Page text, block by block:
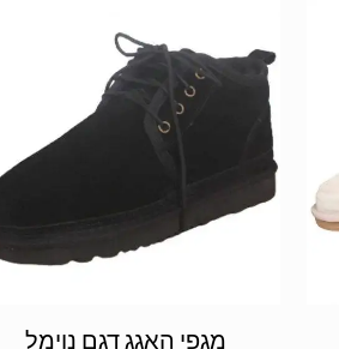
מגפי האגג דגם נוימל